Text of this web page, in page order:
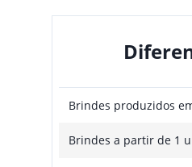
Brindes produzidos
Brindes a partir de 1